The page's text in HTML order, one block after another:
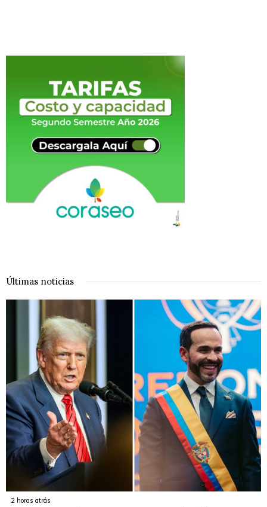
Últimas noticias
2 horas atrás